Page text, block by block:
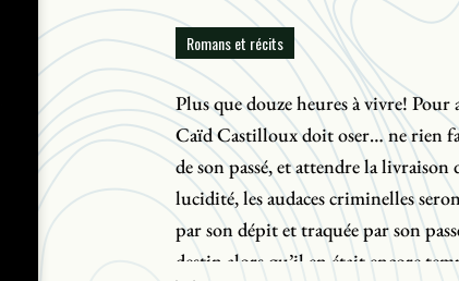
Romans et récits
Plus que douze heures à vivre! Pour
Caïd Castilloux doit oser… ne rien
de son passé, et attendre la
lucidité, les audaces criminelles
par son dépit et traquée par son
destin alors qu’il en était encore